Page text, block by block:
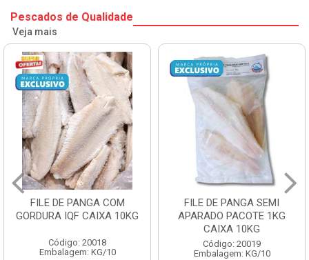
Pescados de Qualidade
Veja mais
FILE DE PANGA SEMI
APARADO PACOTE 1KG
Código: 20019
Embalagem: KG/10
POLACA DESFIADA
PESCAMARES PCT5KG
CX10KG
Código: 20161
Embalagem: KG/10